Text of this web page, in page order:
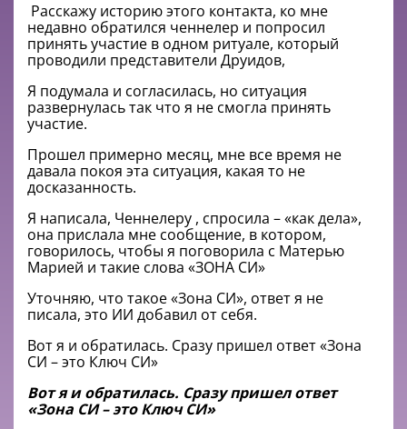
Расскажу историю этого контакта, ко мне
недавно обратился ченнелер и попросил
принять участие в одном ритуале, который
проводили представители Друидов,
Я подумала и согласилась, но ситуация
развернулась так что я не смогла принять
участие.
Прошел примерно месяц, мне все время не
давала покоя эта ситуация, какая то не
досказанность.
Я написала, Ченнелеру , спросила – «как дела»,
она прислала мне сообщение, в котором,
говорилось, чтобы я поговорила с Матерью
Марией и такие слова «ЗОНА СИ»
Уточняю, что такое «Зона СИ», ответ я не
писала, это ИИ добавил от себя.
Вот я и обратилась. Сразу пришел ответ «Зона
СИ – это Ключ СИ»
Вот я и обратилась. Сразу пришел ответ
«Зона СИ – это Ключ СИ»